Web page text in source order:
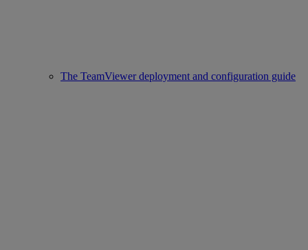
The TeamViewer deployment and configuration guide